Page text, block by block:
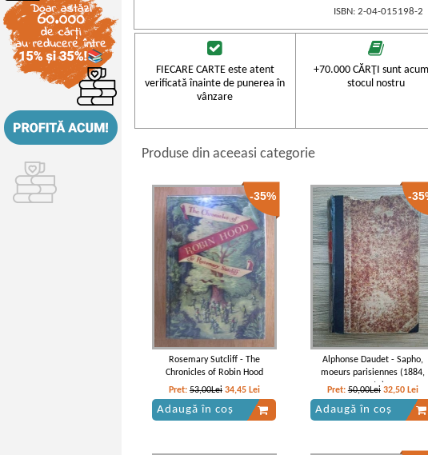
ISBN: 2-04-015198-2
FIECARE CARTE este atent
verificată înainte de punerea în
vânzare
+70.000 CĂRŢI sunt
stocul nostru
Produse din aceeasi categorie
-35%
Rosemary Sutcliff - The
Chronicles of Robin Hood
Pret: 53,00Lei 34,45 Lei
Adaugă în coș
-
Alphonse Daudet - Sapho,
moeurs parisiennes (1884,
uzata)
Pret:50,00Lei 32,50 Lei
Adaugă în coș